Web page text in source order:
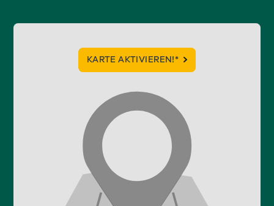
KARTE AKTIVIEREN!*